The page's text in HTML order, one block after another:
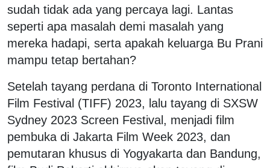
sudah tidak ada yang percaya lagi. Lantas
seperti apa masalah demi masalah yang
mereka hadapi, serta apakah keluarga Bu Prani
mampu tetap bertahan?
Setelah tayang perdana di Toronto International
Film Festival (TIFF) 2023, lalu tayang di SXSW
Sydney 2023 Screen Festival, menjadi film
pembuka di Jakarta Film Week 2023, dan
pemutaran khusus di Yogyakarta dan Bandung,